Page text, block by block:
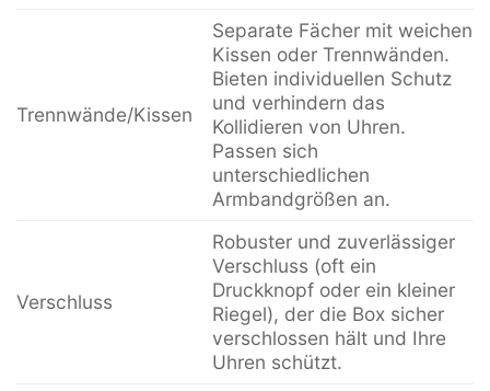
Trennwände/Kissen
Separate Fächer mit weichen
Kissen oder Trennwänden.
Bieten individuellen Schutz
und verhindern das
Kollidieren von Uhren.
Passen sich
unterschiedlichen
Armbandgrößen an.
Verschluss
Robuster und zuverlässiger
Verschluss (oft ein
Druckknopf oder ein kleiner
Riegel), der die Box sicher
verschlossen hält und Ihre
Uhren schützt.